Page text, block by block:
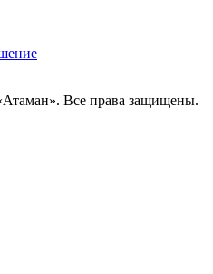
Все права защищены.